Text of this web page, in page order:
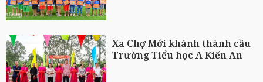
Xã Chợ Mới khánh thành cầu
Trường Tiểu học A Kiến An